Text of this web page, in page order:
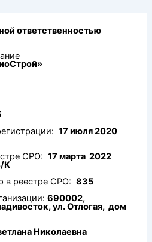
ответственностью
17 июля 2020
СРО:17 марта 2022
К
в реестре СРО:835
690002,
ул. Отлогая, дом
Николаевна